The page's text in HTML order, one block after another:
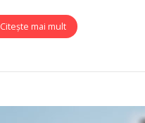
Citește mai mult